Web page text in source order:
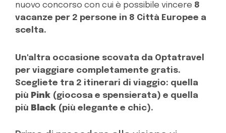
nuovo concorso con cui è possibile vincere 8
vacanze per 2 persone in 8 Città Europee a
scelta.
Un'altra occasione scovata da Optatravel
per viaggiare completamente gratis.
Scegliete tra 2 itinerari di viaggio: quella
più Pink (giocosa e spensierata) e quella
più Black (più elegante e chic).